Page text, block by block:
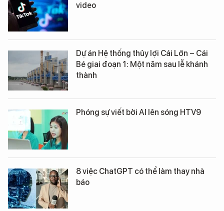
video
Dự án Hệ thống thủy lợi Cái Lớn – Cái
Bé giai đoạn 1: Một năm sau lễ khánh
thành
Phóng sự viết bởi AI lên sóng HTV9
8 việc ChatGPT có thể làm thay nhà
báo